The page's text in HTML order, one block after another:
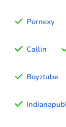
Pornexy
Callin
Boyztube